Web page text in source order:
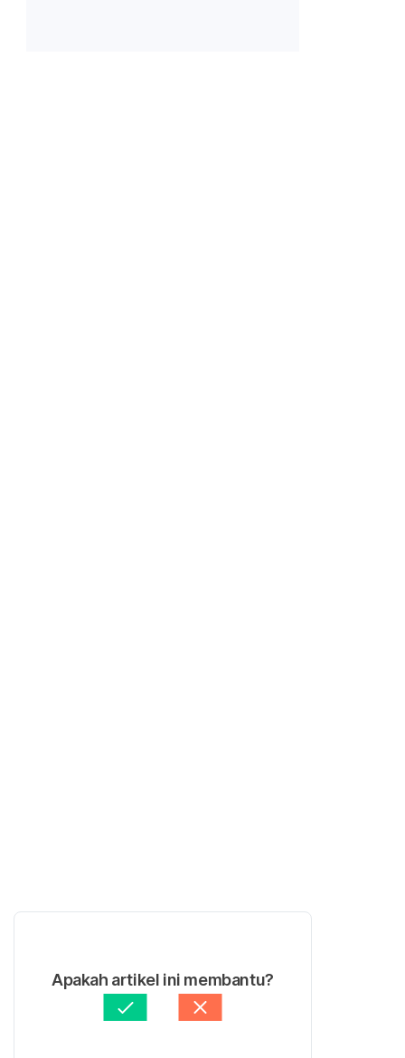
Apakah artikel ini membantu?